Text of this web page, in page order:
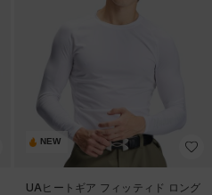
NEW
UAヒートギア フィッティド ロング